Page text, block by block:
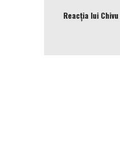
Reacția lui